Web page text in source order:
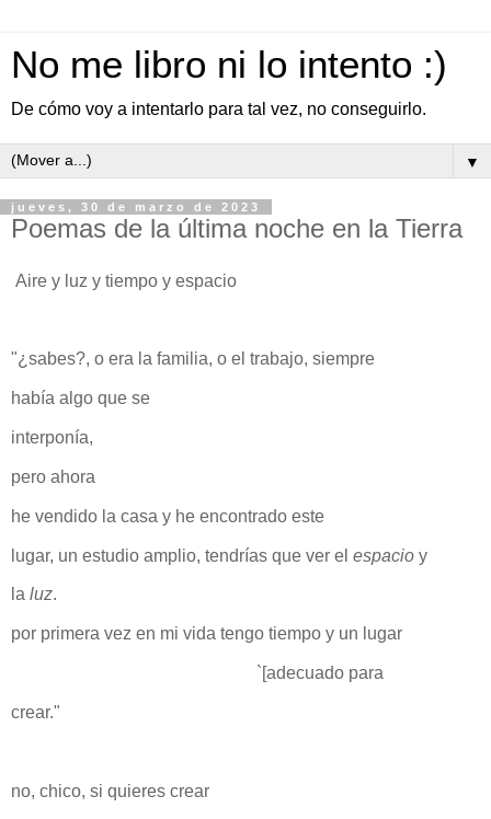
No me libro ni lo intento :)
De cómo voy a intentarlo para tal vez, no conseguirlo.
▼
jueves, 30 de marzo de 2023
Poemas de la última noche en la Tierra
Aire y luz y tiempo y espacio
"¿sabes?, o era la familia, o el trabajo, siempre
había algo que se
interponía,
pero ahora
he vendido la casa y he encontrado este
lugar, un estudio amplio, tendrías que ver el espacio y
la luz.
por primera vez en mi vida tengo tiempo y un lugar
`[adecuado para
crear."
no, chico, si quieres crear